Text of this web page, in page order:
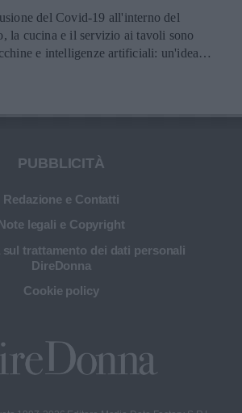
del Covid-19 all'interno del
la cucina e il servizio ai tavoli sono
e intelligenze artificiali: un'idea
PUBBLICITÀ
Redazione e Contatti
legali e Copyright
trattamento dei dati personali
DireDonna
Cookie policy